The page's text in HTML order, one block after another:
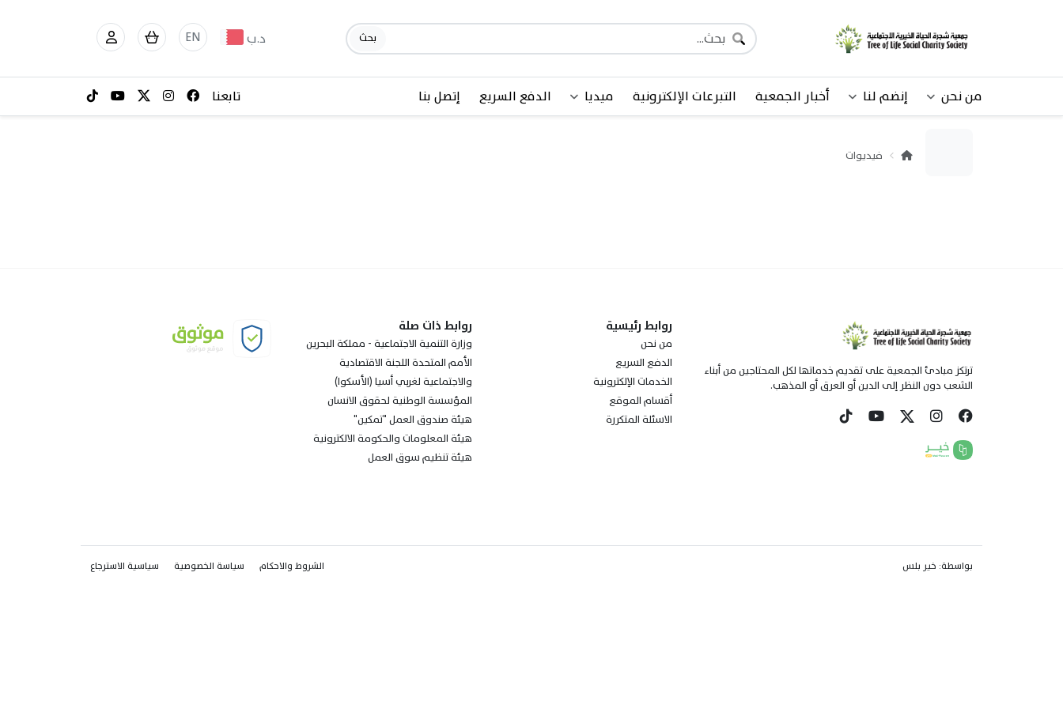
بحث د.ب EN
من نحن إنضم لنا أخبار الجمعية التبرعات الإلكترونية ميديا الدفع السريع إتصل بنا تابعنا
فيديوات
ترتكز مبادئ الجمعية على تقديم خدماتها لكل المحتاجين من أبناء
الشعب دون النظر إلى الدين أو العرق أو المذهب.
روابط رئيسية
من نحن
الدفع السريع
الخدمات الإلكترونية
أقسام الموقع
الاسئلة المتكررة
روابط ذات صلة
وزارة التنمية الاجتماعية - مملكة البحرين
الأمم المتحدة اللجنة الاقتصادية
والاجتماعية لغربي أسيا (الأسكوا)
المؤسسة الوطنية لحقوق الانسان
هيئة صندوق العمل "تمكين"
هيئة المعلومات والحكومة الالكترونية
هيئة تنظيم سوق العمل
بواسطة: خير بلس الشروط والاحكام سياسة الخصوصية سياسية الاسترجاع